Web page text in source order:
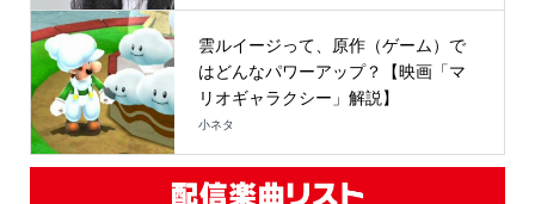
雲ルイージって、原作（ゲーム）で
はどんなパワーアップ？【映画「マ
リオギャラクシー」解説】
小ネタ